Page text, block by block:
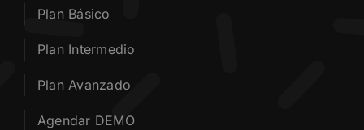
Plan Básico
Plan Intermedio
Plan Avanzado
Agendar DEMO